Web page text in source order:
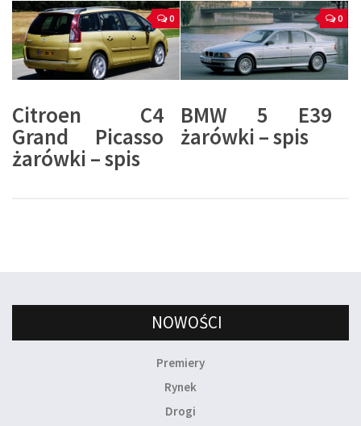
0
Citroen C4
Grand Picasso
żarówki – spis
0
BMW 5 E39
żarówki – spis
NOWOŚCI
Premiery
Rynek
Drogi